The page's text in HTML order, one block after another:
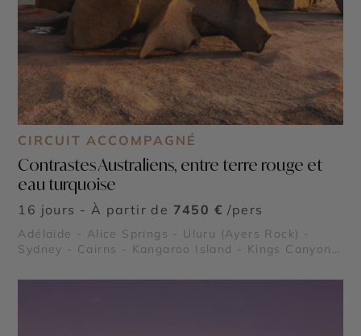
CIRCUIT ACCOMPAGNÉ
Contrastes Australiens, entre terre rouge et
eau turquoise
16 jours - À partir de 7450 € /pers
Adélaïde - Alice Springs - Uluru (Ayers Rock) -
Sydney - Cairns - Kangaroo Island - Kings Canyon -
Cove - Forêt Tropicale de Daintree